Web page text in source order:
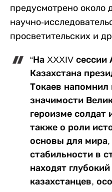
предусмотрено около
научно-
просветительских и
“На XXXIV
Казахстана
Токаев напомнил
значимости
героизме солдат
также о роли
основы для мира,
стабильности в
находят
казахстанцев,